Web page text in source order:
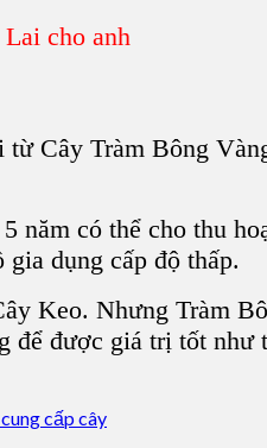
cho anh
Cây Tràm Bông
có thể cho thu
dụng cấp độ thấp.
Keo. Nhưng Tràm
được giá trị tốt